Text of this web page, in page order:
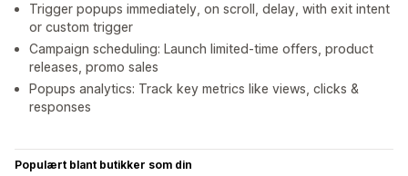
Trigger popups immediately, on scroll, delay, with exit intent
or custom trigger
Campaign scheduling: Launch limited-time offers, product
releases, promo sales
Popups analytics: Track key metrics like views, clicks &
responses
Populært blant butikker som din